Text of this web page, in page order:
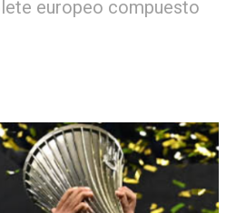
europeo compuesto